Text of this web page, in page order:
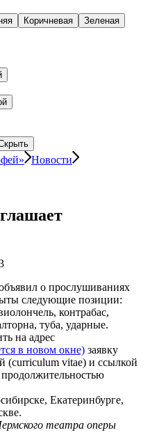
Коричневая Зеленая
Новости
о прослушиваниях
следующие позиции:
контрабас,
туба, ударные.
на адрес
в новом окне) заявку
(curriculum vitae) и ссылкой
Екатеринбурге,
театра оперы